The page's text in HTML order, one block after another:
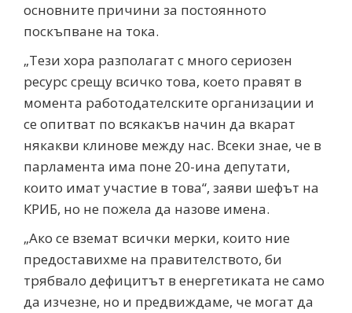
основните причини за постоянното
поскъпване на тока.
„Тези хора разполагат с много сериозен
ресурс срещу всичко това, което правят в
момента работодателските организации и
се опитват по всякакъв начин да вкарат
някакви клинове между нас. Всеки знае, че в
парламента има поне 20-ина депутати,
които имат участие в това“, заяви шефът на
КРИБ, но не пожела да назове имена.
„Ако се вземат всички мерки, които ние
предоставихме на правителството, би
трябвало дефицитът в енергетиката не само
да изчезне, но и предвиждаме, че могат да